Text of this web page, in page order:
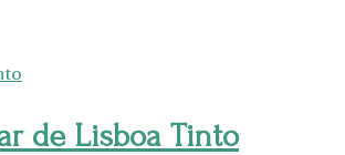
de Lisboa Tinto